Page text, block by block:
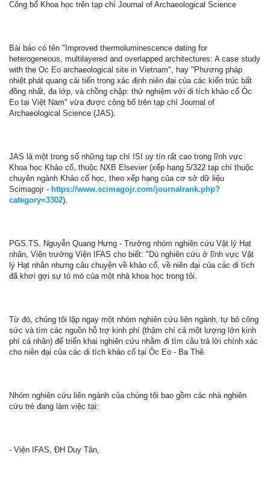
Công bố Khoa học trên tạp chí Journal of Archaeological Science
Bài báo có tên "Improved thermoluminescence dating for
heterogeneous, multilayered and overlapped architectures: A case study
with the Oc Eo archaeological site in Vietnam", hay "Phương pháp
nhiệt phát quang cải tiến trong xác định niên đại của các kiến trúc bất
đồng nhất, đa lớp, và chồng chập: thử nghiệm với di tích khảo cổ Óc
Eo tại Việt Nam" vừa được công bố trên tạp chí Journal of
Archaeological Science (JAS).
JAS là một trong số những tạp chí ISI uy tín rất cao trong lĩnh vực
Khoa học Khảo cổ, thuộc NXB Elsevier (xếp hạng 5/322 tạp chí thuộc
chuyên ngành Khảo cổ học, theo xếp hạng của cơ sở dữ liệu
Scimagojr - https://www.scimagojr.com/journalrank.php?
category=3302).
PGS.TS. Nguyễn Quang Hưng - Trưởng nhóm nghiên cứu Vật lý Hạt
nhân, Viện trưởng Viện IFAS cho biết: "Dù nghiên cứu ở lĩnh vực Vật
lý Hạt nhân nhưng câu chuyện về khảo cổ, về niên đại của các di tích
đã khơi gợi sự tò mò của một nhà khoa học trong tôi.
Từ đó, chúng tôi lập ngay một nhóm nghiên cứu liên ngành, tự bỏ công
sức và tìm các nguồn hỗ trợ kinh phí (thậm chí cả một lượng lớn kinh
phí cá nhân) để triển khai nghiên cứu nhằm đi tìm câu trả lời chính xác
cho niên đại của các di tích khảo cổ tại Óc Eo - Ba Thê.
Nhóm nghiên cứu liên ngành của chúng tôi bao gồm các nhà nghiên
cứu trẻ đang làm việc tại:
- Viện IFAS, ĐH Duy Tân,